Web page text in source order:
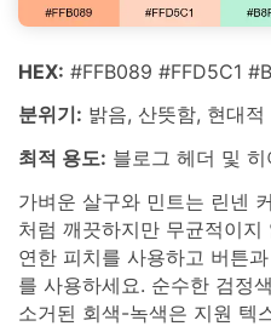
HEX: #FFB089 #FFD5C1
분위기: 밝음, 산뜻함, 현대적
최적 용도: 블로그 헤더 및 히
가벼운 살구와 민트는 린넨
처럼 깨끗하지만 무균적이
연한 피치를 사용하고 버튼
를 사용하세요. 순수한 검정
소거된 회색-녹색은 지원 텍